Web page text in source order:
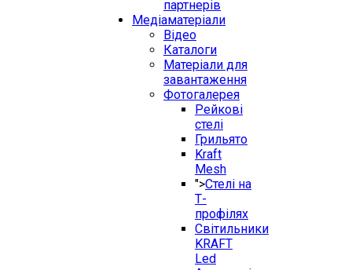
партнерів
Медіаматеріали
Відео
Каталоги
Матеріали для
завантаження
Фотогалерея
Рейкові
стелі
Грильято
Kraft
Mesh
">Стелі на
Т-
профілях
Світильники
KRAFT
Led